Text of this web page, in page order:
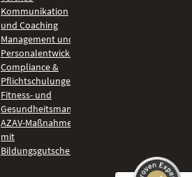
Kommunikation
und Coaching
Management und
Personalentwicklung
Compliance &
Pflichtschulungen
Fitness- und
Gesundheitsmanagement
AZAV-Maßnahmen
mit
Bildungsgutschein